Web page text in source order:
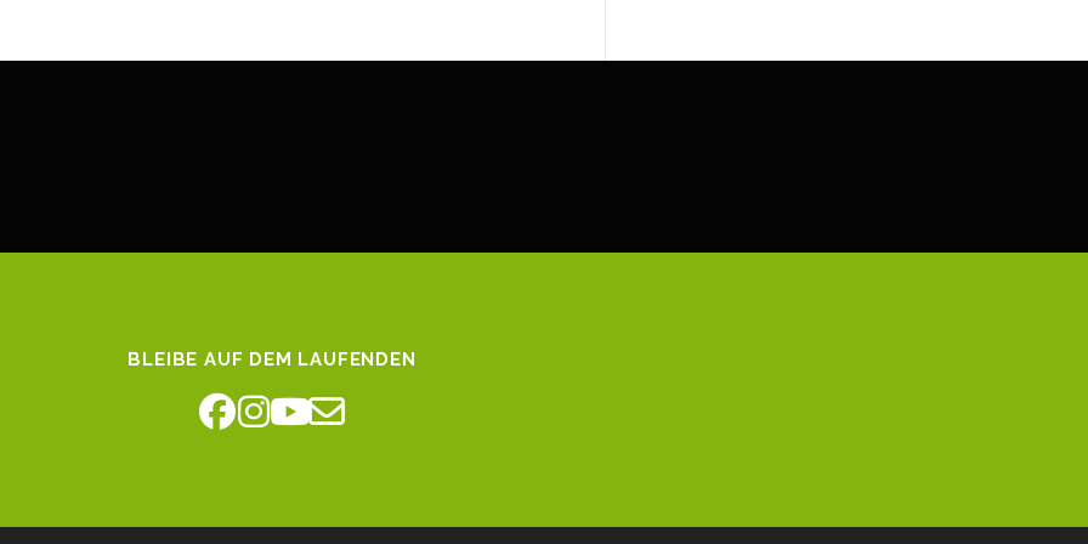
BLEIBE AUF DEM LAUFENDEN